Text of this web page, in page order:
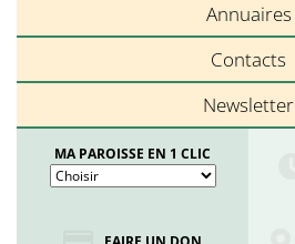
Annuaires
Contacts
Newsletter
MA PAROISSE EN 1 CLIC